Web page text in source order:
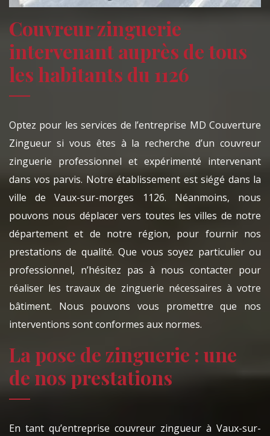
Couvreur zinguerie
intervenant auprès de tous
les habitants du 1126
Optez pour les services de l’entreprise MD Couverture
Zingueur si vous êtes à la recherche d’un couvreur
zinguerie professionnel et expérimenté intervenant
dans vos parvis. Notre établissement est siégé dans la
ville de Vaux-sur-morges 1126. Néanmoins, nous
pouvons nous déplacer vers toutes les villes de notre
département et de notre région, pour fournir nos
prestations de qualité. Que vous soyez particulier ou
professionnel, n’hésitez pas à nous contacter pour
réaliser les travaux de zinguerie nécessaires à votre
bâtiment. Nous pouvons vous promettre que nos
interventions sont conformes aux normes.
La pose de zinguerie : une
de nos prestations
En tant qu’entreprise couvreur zingueur à Vaux-sur-